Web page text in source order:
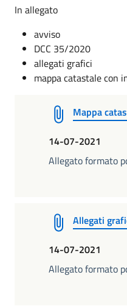
In allegato
avviso
DCC 35/2020
allegati grafici
mappa catastale con
Mappa
14-07-2021
Allegato formato
Allegati
14-07-2021
Allegato formato